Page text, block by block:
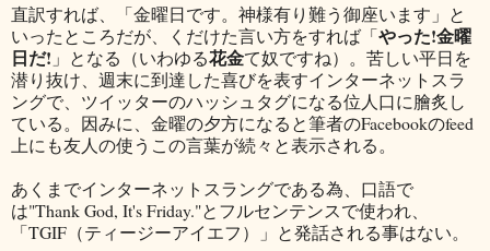
直訳すれば、「金曜日です。神様有り難う御座います」と
いったところだが、くだけた言い方をすれば「やった!金曜
日だ! 」となる（いわゆる花金て奴ですね）。苦しい平日を
潜り抜け、週末に到達した喜びを表すインターネットスラ
ングで、ツイッターのハッシュタグになる位人口に膾炙し
ている。因みに、金曜の夕方になると筆者のFacebookのfeed
上にも友人の使うこの言葉が続々と表示される。
あくまでインターネットスラングである為、口語で
は"Thank God, It's Friday."とフルセンテンスで使われ、
「TGIF（ティージーアイエフ）」と発話される事はない。